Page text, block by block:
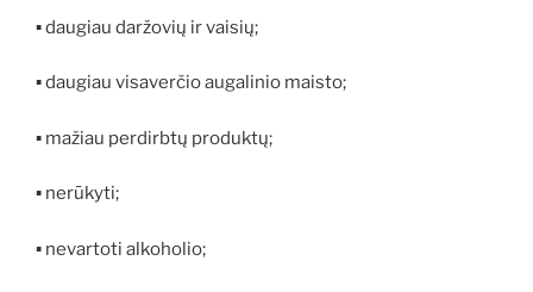
▪ daugiau daržovių ir vaisių;
▪ daugiau visaverčio augalinio maisto;
▪ mažiau perdirbtų produktų;
▪ nerūkyti;
▪ nevartoti alkoholio;